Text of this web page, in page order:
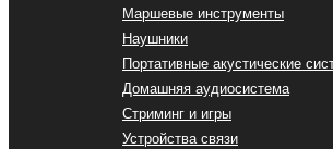
Маршевые инструменты
Наушники
Портативные акустические
Домашняя аудиосистема
Стриминг и игры
Устройства связи